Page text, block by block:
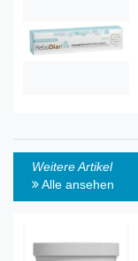
Weitere Artikel
Alle ansehen